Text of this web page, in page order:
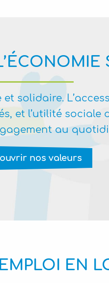
solidaire.
et l’utilité
au
nos valeurs
EN